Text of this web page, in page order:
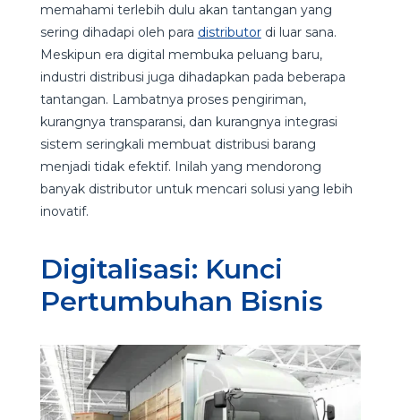
memahami terlebih dulu akan tantangan yang
sering dihadapi oleh para distributordi luar sana.
Meskipun era digital membuka peluang baru,
industri distribusi juga dihadapkan pada beberapa
tantangan. Lambatnya proses pengiriman,
kurangnya transparansi, dan kurangnya integrasi
sistem seringkali membuat distribusi barang
menjadi tidak efektif. Inilah yang mendorong
banyak distributor untuk mencari solusi yang lebih
inovatif.
Digitalisasi: Kunci
Pertumbuhan Bisnis